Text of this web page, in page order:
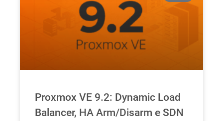
Proxmox VE 9.2: Dynamic Load
Balancer, HA Arm/Disarm e SDN